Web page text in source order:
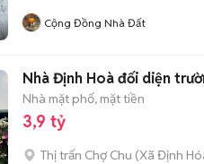
Cộng Đồng Nhà Đất
Nhà Định Hoà đối diện
Nhà mặt phố, mặt tiền
3,9 tỷ
Thị trấn Chợ Chu (Xã Định